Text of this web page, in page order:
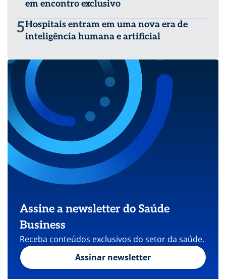
em encontro exclusivo
5Hospitais entram em uma nova era de
inteligência humana e artificial
Assine a newsletter do Saúde
Business
Receba conteúdos exclusivos do setor da saúde.
Assinar newsletter